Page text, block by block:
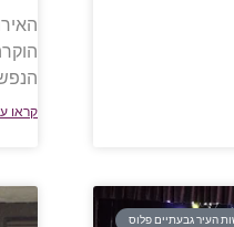
קראו
העיר גבעתיים פלוס